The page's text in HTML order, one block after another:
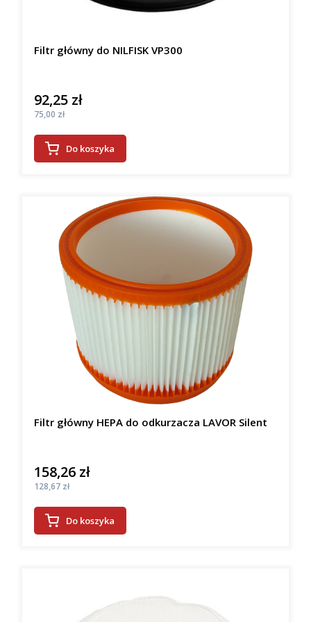
Filtr główny do NILFISK VP300
Cena
92,25 zł
Cena
75,00 zł
Do koszyka
Filtr główny HEPA do odkurzacza LAVOR Silent
Cena
158,26 zł
Cena
128,67 zł
Do koszyka